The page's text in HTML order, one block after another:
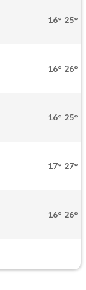
16° 25°
16° 26°
16° 25°
17° 27°
16° 26°